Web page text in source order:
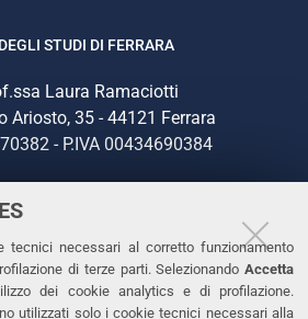
tecnici necessari al corretto funzionamento
di terze parti. Selezionando Accetta
dei cookie analytics e di profilazione.
utilizzati solo i cookie tecnici necessari alla
STUDI DI FERRARA
Laura Ramaciotti
Ariosto, 35 - 44121 Ferrara
- P.IVA 00434690384
293111
293031